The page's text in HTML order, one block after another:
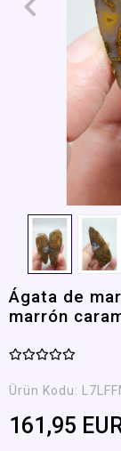
Ágata de
marrón
Ürün Kodu:
161,95